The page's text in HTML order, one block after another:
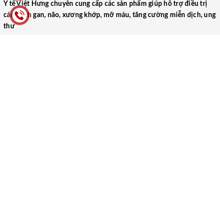
Y tế Việt Hưng chuyên cung cấp các sản phẩm giúp hỗ trợ điều trị
các bệnh gan, não, xương khớp, mỡ máu, tăng cường miễn dịch, ung
thư